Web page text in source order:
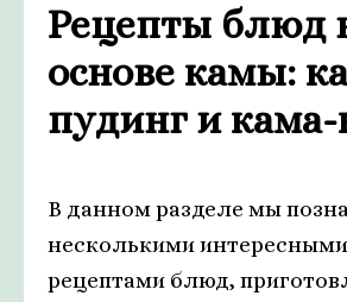
Рецепты блюд
основе камы:
пудинг и кама-
В данном разделе мы
несколькими
рецептами блюд,